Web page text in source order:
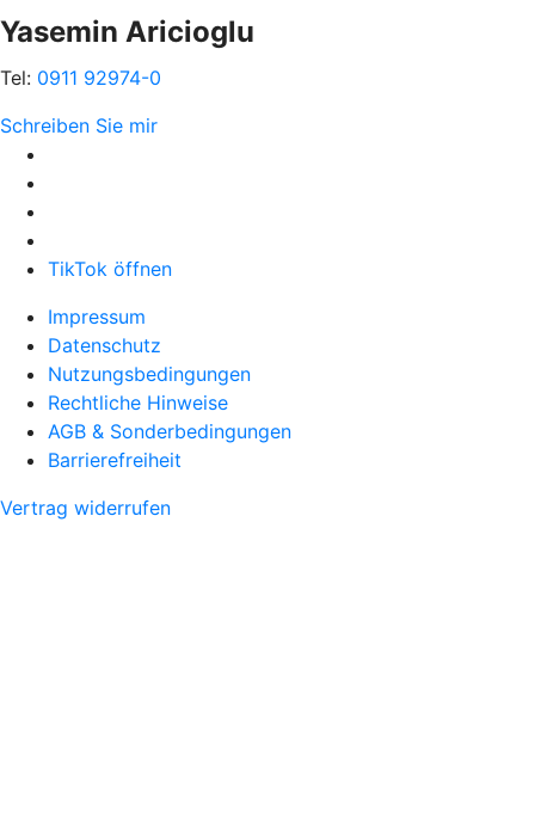
Yasemin Aricioglu
Tel: 0911 92974-0
Schreiben Sie mir
TikTok öffnen
Impressum
Datenschutz
Nutzungsbedingungen
Rechtliche Hinweise
AGB & Sonderbedingungen
Barrierefreiheit
Vertrag widerrufen